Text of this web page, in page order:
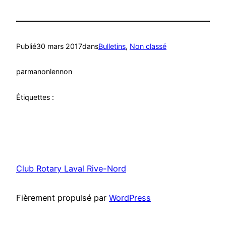
Publié30 mars 2017dansBulletins, Non classé
parmanonlennon
Étiquettes :
Club Rotary Laval Rive-Nord
Fièrement propulsé par WordPress